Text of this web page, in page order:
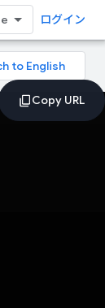
ログイン